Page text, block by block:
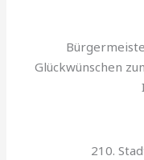
Glückwünschen
210.